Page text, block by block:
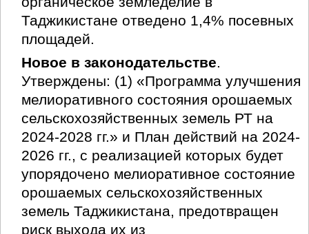
Таджикистане отведено 1,4% посевных
площадей.
Новое в законодательстве.
Утверждены: (1) «Программа улучшения
мелиоративного состояния орошаемых
сельскохозяйственных земель РТ на
2024-2028 гг.» и План действий на 2024-
2026 гг., с реализацией которых будет
упорядочено мелиоративное состояние
орошаемых сельскохозяйственных
земель Таджикистана, предотвращен
риск выхода их из